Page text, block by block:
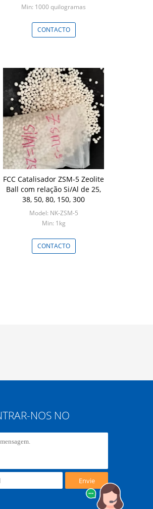
Min: 1000 quilogramas
CONTACTO
FCC Catalisador ZSM-5 Zeolite
Ball com relação Si/Al de 25,
38, 50, 80, 150, 300
Model: NK-ZSM-5
Min: 1kg
CONTACTO
NOS NO
Envie